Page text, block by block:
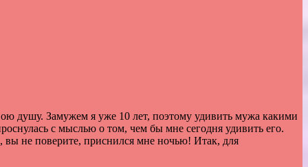
душу. Замужем я уже 10 лет, поэтому удивить мужа какими
с мыслью о том, чем бы мне сегодня удивить его.
, вы не поверите, приснился мне ночью! Итак, для